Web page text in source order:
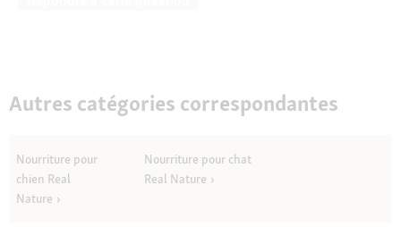
Autres catégories correspondantes
Nourriture pour
chien Real
Nature
Nourriture pour chat
Real Nature